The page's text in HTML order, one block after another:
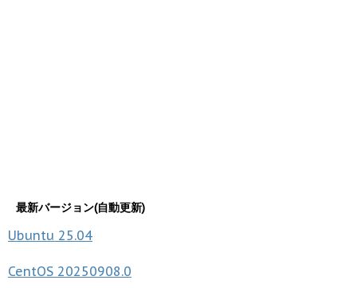
最新バージョン(自動更新)
Ubuntu 25.04
CentOS 20250908.0